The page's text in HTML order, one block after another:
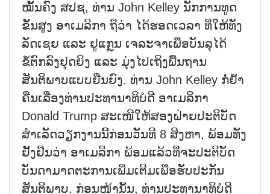
ໝັ້ນຄົງ ສປຊ, ທ່ານ John Kelley ນັກການທູດ
ຂັ້ນສູງ ອາເມລິກາ ຖືວ່າ ໄດ້ຮອດເວລາ ທີ່ໃຫ້ທັງ
ລັດເຊຍ ແລະ ຢູແກຼນ ເຈລະຈາເພື່ອບັນລຸໄດ້
ຂໍ້ຕົກລົງຢຸດຍິງ ແລະ ມຸ່ງໄປເຖິງພື້ນຖານ
ສັນຕິພາບແບບຍືນຍົງ. ທ່ານ John Kelley ກໍ່ຢ້ຳ
ຄືນເລື່ອງທ່ານປະທານາທິບໍດີ ອາເມລິກາ
Donald Trump ສະເໜີໃຫ້ສອງຝ່າຍປະຕິບັດ
ສຳເລັດວຽກງານນີ້ກ່ອນວັນທີ 8 ສິງຫາ, ພ້ອມທັງ
ຢັ້ງຢືນວ່າ ອາເມລິກາ ພ້ອມແລ້ວທີ່ຈະປະຕິບັດ
ບັນດາມາດຕະການເພີ່ມເຕີມເພື່ອຮັບປະກັນ
ສັນຕິພາບ. ກ່ອນໜ້ານັ້ນ, ທ່ານປະທານາທິບໍດີ